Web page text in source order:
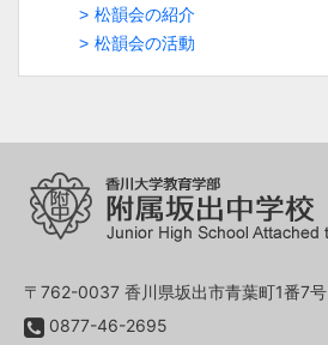
松韻会の紹介
松韻会の活動
〒762-0037 香川県坂出市青葉町1番7号
0877-46-2695